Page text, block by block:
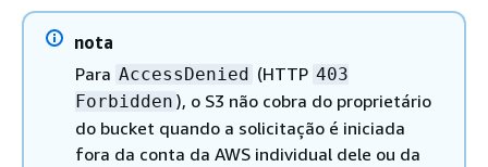
nota
Para AccessDenied (HTTP 403
Forbidden ), o S3 não cobra do proprietário
do bucket quando a solicitação é iniciada
fora da conta da AWS individual dele ou da